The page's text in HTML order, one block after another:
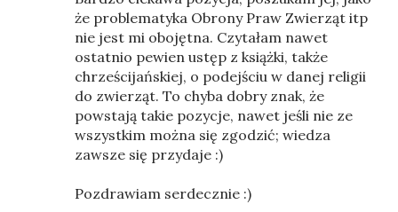
że problematyka Obrony Praw Zwierząt itp
nie jest mi obojętna. Czytałam nawet
ostatnio pewien ustęp z książki, także
chrześcijańskiej, o podejściu w danej religii
do zwierząt. To chyba dobry znak, że
powstają takie pozycje, nawet jeśli nie ze
wszystkim można się zgodzić; wiedza
zawsze się przydaje :)
Pozdrawiam serdecznie :)